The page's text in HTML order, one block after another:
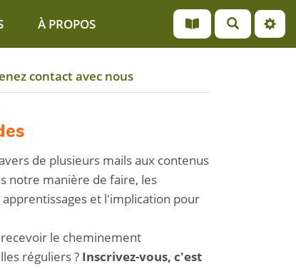
À PROPOS
contact avec nous
de plusieurs mails aux contenus
notre manière de faire, les
et l'implication pour
le cheminement
réguliers ? Inscrivez-vous, c'est